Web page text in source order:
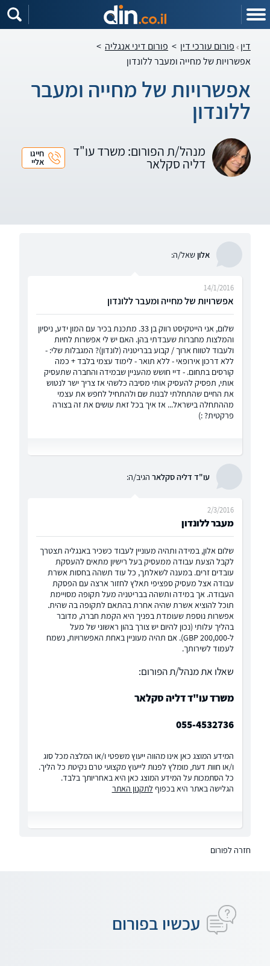
דין פורום עורכי דין > פורום דיני אנגליה >
אפשרויות של מחייה ומעבר ללונדון
אפשרויות של מחייה ומעבר
ללונדון
מנהל/ת הפורום: משרד עו"ד
דליה סקלאר
חייגו
אליי
אלוןשאל/ה:
אפשרויות של מחייה ומעבר ללונדון
14/1/2016
שלום, אני הייטקיסט רווק בן 33. מתכנת בכיר עם המון ידע, ניסיון
והמלצות מחברות שעבדתי בהן. האם יש לי אפשרות לחיות
ולעבוד לטווח ארוך / קבוע בבריטניה (לונדון)? המגבלות שלי: -
ללא דרכון אירופאי - ללא תואר - לימוד עצמי בלבד + כמה
קורסים בתחום. - דיי חושש מהעניין שבמידה והחברה שתעסיק
אותי, תפסיק להעסיק אותי מסיבה כלשהי אז צריך ישר לנטוש
את החיים שהתחלתי לבנות שם ולהתחיל לחפש את עצמי
מההתחלה בישראל... אז איך בכל זאת עושים את זה בצורה
פרקטית? :)
עו"ד דליה סקלאר הגיב/ה:
מעבר ללונדון
2/3/2016
שלום אלון, במידה ותהיה מעוניין לעבוד כשכיר באנגליה תצטרך
לקבל הצעת עבודה ממעסיק בעל רישיון מתאים להעסקת
עובדים זרים. במענה לשאלתך, כל עוד תשהה בחסות אשרת
עבודה אצל מעסיק ספציפי תאלץ לחזור ארצה עם הפסקת
העבודה. אך במידה ותשהה בבריטניה מעל תקופה מסויימת
תוכל להוציא אשרת שהיה אחרת בהתאם לתקופה בה שהית.
אפשרות נוספת שעומדת בפניך היא הקמת חברה, מדובר
בהליך עלותי (נכון להיום יש צורך בהון ראשוני של מעל
ל-200,000 GBP). אם תהיה מעוניין באחת האפשרויות, נשמח
לעמוד לשירותך.
שאלו את מנהל/ת הפורום:
משרד עו"ד דליה סקלאר
055-4532736
המידע המוצג כאן אינו מהווה ייעוץ משפטי ו/או המלצה מכל סוג
ו/או חוות דעת, מומלץ לפנות לייעוץ מקצועי טרם נקיטת כל הליך.
כל הסתמכות על המידע המוצג כאן היא באחריותך בלבד.
הגלישה באתר היא בכפוף לתקנון האתר
חזרה לפורום
עכשיו בפורום